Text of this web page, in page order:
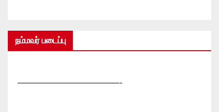
நம்மவர் படைப்பு
—————————————-